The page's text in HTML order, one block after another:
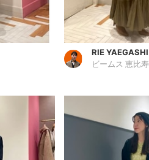
RIE YAEGASHI
ビームス 恵比寿